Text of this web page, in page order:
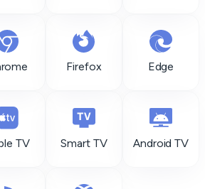
Firefox Edge
TV Smart TV Android TV